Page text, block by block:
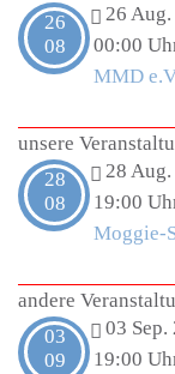
26
08
26
00:00
MMD
unsere
28
08
28
19:00
Moggie-
andere
03
09
03 Sep.
19:00